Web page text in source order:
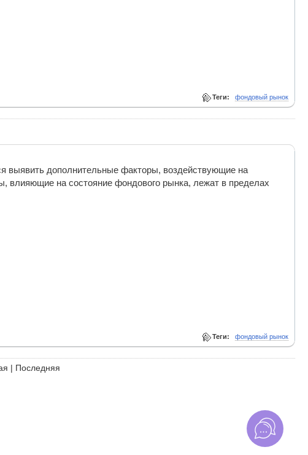
Теги: фондовый рынок
выявить дополнительные факторы, воздействующие на
влияющие на состояние фондового рынка, лежат в пределах
Теги: фондовый рынок
| Последняя